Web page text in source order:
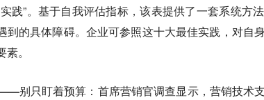
践”。基于自我评估指标，该表提供了一套系统方
到的具体障碍。企业可参照这十大最佳实践，对自
。
别只盯着预算： 首席营销官调查显示，营销技术